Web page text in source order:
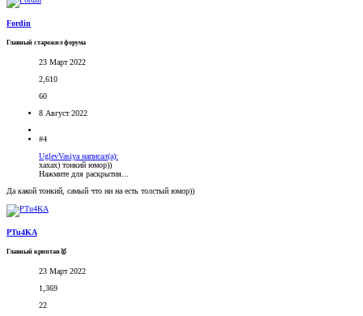
Fordin
Главный старожил форума
23 Март 2022
2,610
60
8 Август 2022
#4
UglevVasiya написал(а):
хахах) тонкий юмор))
Нажмите для раскрытия...
Да какой тонкий, самый что ни на есть толстый юмор))
PTu4KA
Главный криптан🥇
23 Март 2022
1,369
22